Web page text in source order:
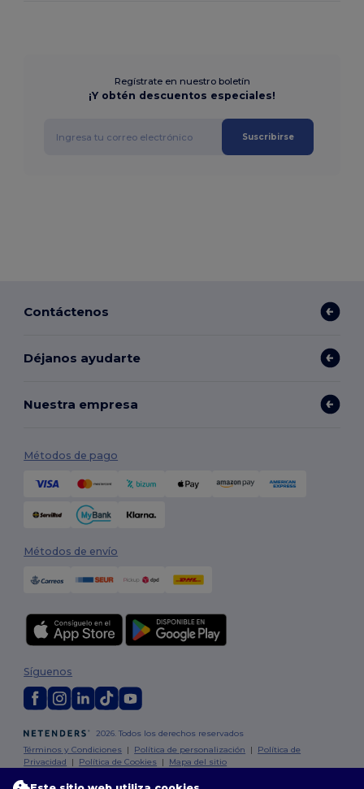
Regístrate en nuestro boletín
¡Y obtén descuentos especiales!
Suscribirse
Contáctenos
Déjanos ayudarte
Nuestra empresa
Métodos de pago
Métodos de envío
2026. Todos los derechos reservados
Términos y Condiciones | Política de personalización | Política de
Privacidad | Política de Cookies | Mapa del sitio
Síguenos